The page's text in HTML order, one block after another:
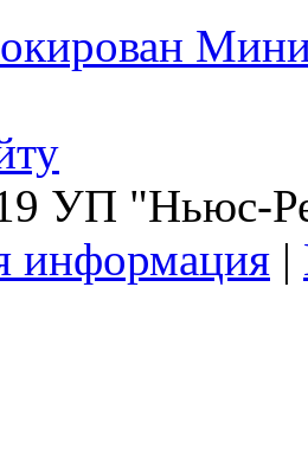
УП "Ньюс-
информация |